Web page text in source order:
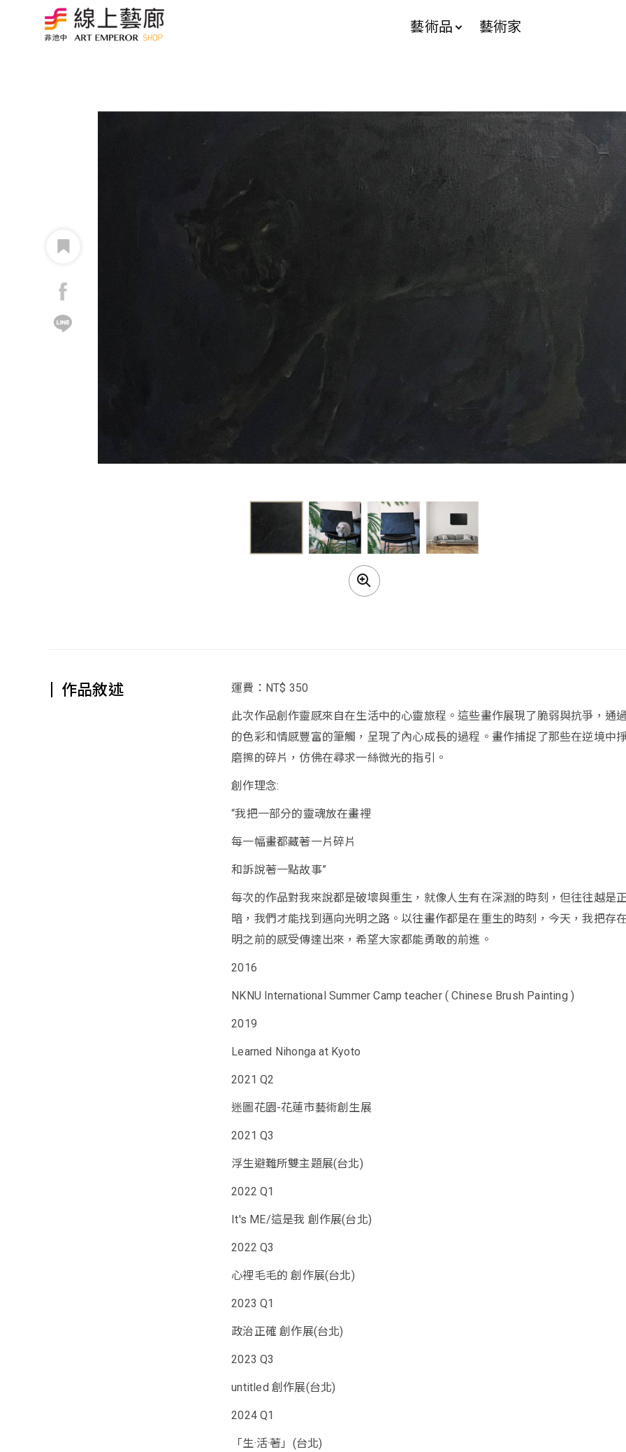
藝術品 藝術家
作品敘述 運費：NT$ 350
此次作品創作靈感來自在生活中的心靈旅程。這些畫作展現了脆弱與抗爭，通
的色彩和情感豐富的筆觸，呈現了內心成長的過程。畫作捕捉了那些在逆境中
磨擦的碎片，仿佛在尋求一絲微光的指引。
創作理念:
“我把一部分的靈魂放在畫裡
每一幅畫都藏著一片碎片
和訴說著一點故事”
每次的作品對我來說都是破壞與重生，就像人生有在深淵的時刻，但往往越是
暗，我們才能找到邁向光明之路。以往畫作都是在重生的時刻，今天，我把存
明之前的感受傳達出來，希望大家都能勇敢的前進。
2016
NKNU International Summer Camp teacher ( Chinese Brush Painting )
2019
Learned Nihonga at Kyoto
2021 Q2
​迷圖花園-花蓮市藝術創生展
2021 Q3
浮生避難所雙主題展(台北)
2022 Q1
It's ME/這是我 創作展(台北)
2022 Q3
心裡毛毛的 創作展(台北)
2023 Q1
政治正確 創作展(台北)
2023 Q3
untitled 創作展(台北)
2024 Q1
「生·活·著」(台北)